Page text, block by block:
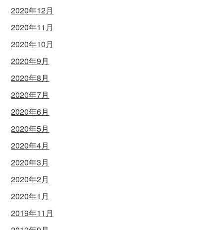
2020年12月
2020年11月
2020年10月
2020年9月
2020年8月
2020年7月
2020年6月
2020年5月
2020年4月
2020年3月
2020年2月
2020年1月
2019年11月